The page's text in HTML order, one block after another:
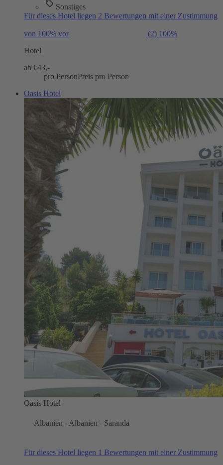
Sonstiges
Für dieses Hotel liegen 2 Bewertungen mit einer Zustimmung
von 100% vor (2) 100%
Hotel
ab €43,-
pro PersonPreis pro Person
Oasis Hotel
Oasis Hotel
Albanien - Albanien - Saranda
Für dieses Hotel liegen 1 Bewertungen mit einer Zustimmung